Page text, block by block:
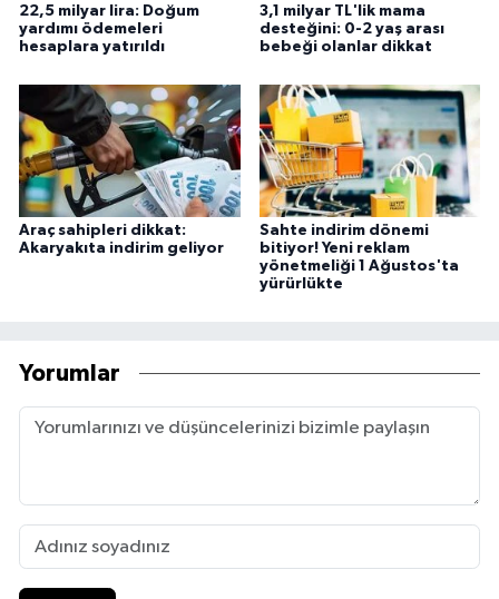
22,5 milyar lira: Doğum
yardımı ödemeleri
hesaplara yatırıldı
3,1 milyar TL'lik mama
desteğini: 0-2 yaş arası
bebeği olanlar dikkat
Araç sahipleri dikkat:
Akaryakıta indirim geliyor
Sahte indirim dönemi
bitiyor! Yeni reklam
yönetmeliği 1 Ağustos'ta
yürürlükte
Yorumlar